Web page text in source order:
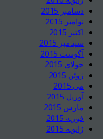
دسامبر 2015
نوامبر 2015
اکتبر 2015
سپتامبر 2015
آگوست 2015
جولای 2015
ژوئن 2015
می 2015
آوریل 2015
مارس 2015
فوریه 2015
ژانویه 2015